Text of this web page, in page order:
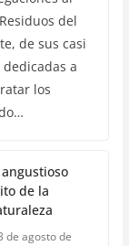
del
de sus casi
a
los
angustioso
de la
de agosto de